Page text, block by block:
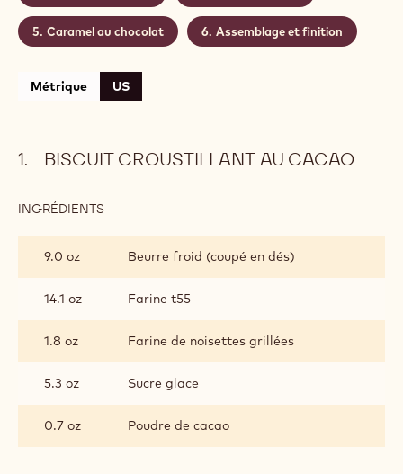
Caramel au chocolat Assemblage et finition
Métrique US
BISCUIT CROUSTILLANT AU CACAO
INGRÉDIENTS
CACAO
9.0 oz Beurre froid (coupé en dés)
14.1 oz Farine t55
1.8 oz Farine de noisettes grillées
5.3 oz Sucre glace
0.7 oz Poudre de cacao